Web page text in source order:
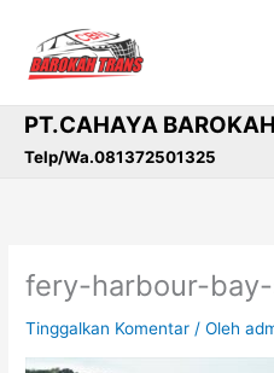
konten
PT.CAHAYA
Telp/Wa.081372501325
fery-harbour-
Tinggalkan Komentar / Oleh